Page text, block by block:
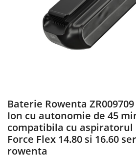
Autentificare
Înregistrare
Baterie Rowenta
Ion cu autonomie de 45
compatibila cu aspiratorul
Force Flex 14.80 si 16.60
rowenta